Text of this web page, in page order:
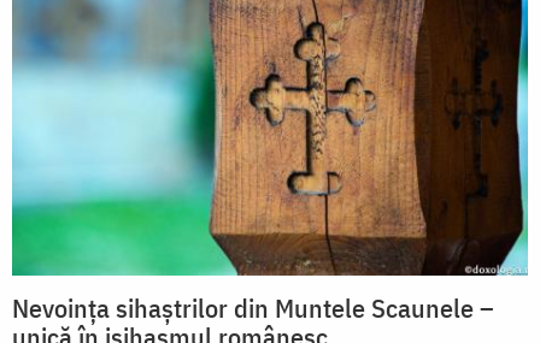
Nevoința sihaștrilor din Muntele Scaunele –